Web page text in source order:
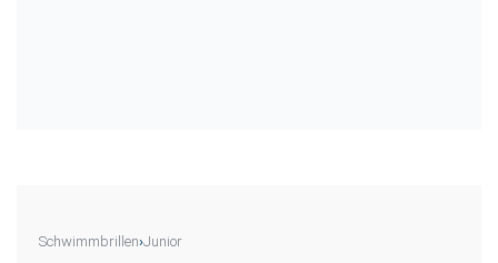
Schwimmbrillen›Junior